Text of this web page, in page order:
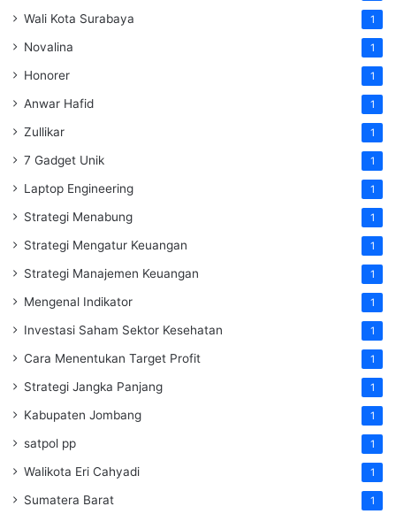
Wali Kota Surabaya 1
Novalina 1
Honorer 1
Anwar Hafid 1
Zullikar 1
7 Gadget Unik 1
Laptop Engineering 1
Strategi Menabung 1
Strategi Mengatur Keuangan 1
Strategi Manajemen Keuangan 1
Mengenal Indikator 1
Investasi Saham Sektor Kesehatan 1
Cara Menentukan Target Profit 1
Strategi Jangka Panjang 1
Kabupaten Jombang 1
satpol pp 1
Walikota Eri Cahyadi 1
Sumatera Barat 1